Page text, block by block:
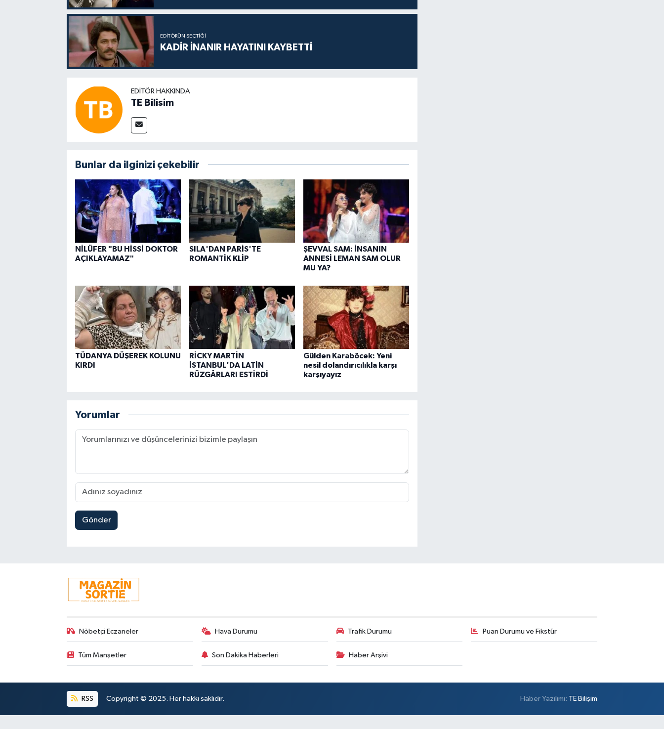
EDITÖRÜN SEÇTIĞI
KADİR İNANIR HAYATINI KAYBETTİ
EDITÖR HAKKINDA
TE Bilisim
Bunlar da ilginizi çekebilir
NİLÜFER "BU HİSSİ DOKTOR
AÇIKLAYAMAZ"
SILA'DAN PARİS'TE
ROMANTİK KLİP
ŞEVVAL SAM: İNSANIN
ANNESİ LEMAN SAM OLUR
MU YA?
TÜDANYA DÜŞEREK KOLUNU
KIRDI
RİCKY MARTİN
İSTANBUL'DA LATİN
RÜZGÂRLARI ESTİRDİ
Gülden Karaböcek: Yeni
nesil dolandırıcılıkla karşı
karşıyayız
Yorumlar
Gönder
Nöbetçi Eczaneler Hava Durumu Trafik Durumu Puan Durumu ve Fikstür
Tüm Manşetler Son Dakika Haberleri Haber Arşivi
RSS Copyright © 2025. Her hakkı saklıdır. Haber Yazılımı: TE Bilişim